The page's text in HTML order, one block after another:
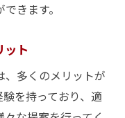
きます。
ット
多くのメリットが
を持っており、適